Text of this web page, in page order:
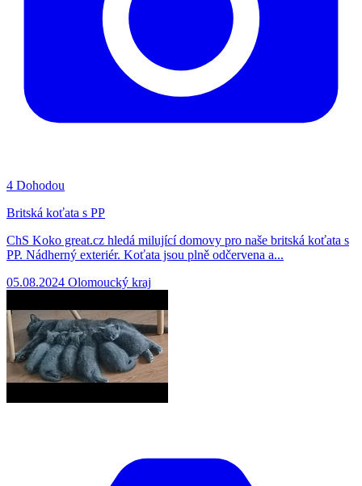
4 Dohodou
Britská koťata s PP
ChS Koko great.cz hledá milující domovy pro naše britská koťata s
PP. Nádherný exteriér. Koťata jsou plně odčervena a...
05.08.2024 Olomoucký kraj